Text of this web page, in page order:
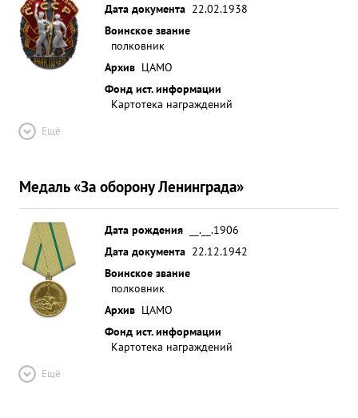
Дата документа 22.02.1938
Воинское звание
полковник
Архив ЦАМО
Фонд ист. информации
Картотека награждений
Ещё
Медаль «За оборону Ленинграда»
Дата рождения
__.__.1906
Дата документа 22.12.1942
Воинское звание
полковник
Архив ЦАМО
Фонд ист. информации
Картотека награждений
Ещё